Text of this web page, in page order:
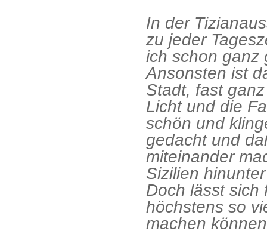
In der
zu jeder
ich schon ganz
Ansonsten ist
Stadt, fast
Licht und die
schön und
gedacht und
miteinander
Sizilien
Doch lässt sich
höchstens so
machen